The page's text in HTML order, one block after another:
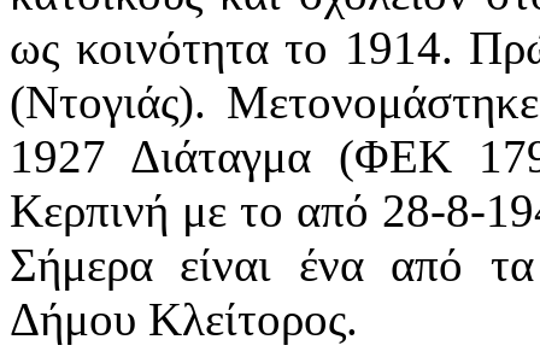
ως κοινότητα το 1914.
(Ντογιάς).
1927 Διάταγμα (ΦΕΚ
Κερπινή με το από 28-8-
Σήμερα είναι ένα από
Δήμου Κλείτορος.